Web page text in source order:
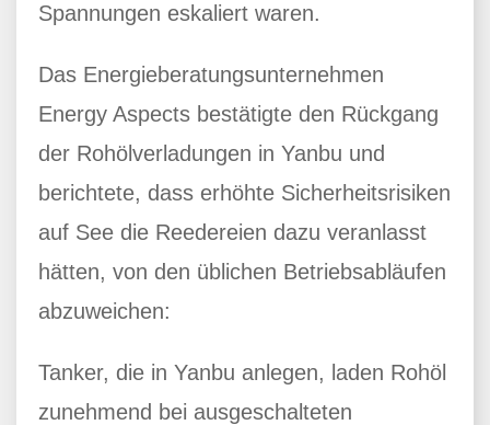
Spannungen eskaliert waren.
Das Energieberatungsunternehmen
Energy Aspects bestätigte den Rückgang
der Rohölverladungen in Yanbu und
berichtete, dass erhöhte Sicherheitsrisiken
auf See die Reedereien dazu veranlasst
hätten, von den üblichen Betriebsabläufen
abzuweichen:
Tanker, die in Yanbu anlegen, laden Rohöl
zunehmend bei ausgeschalteten